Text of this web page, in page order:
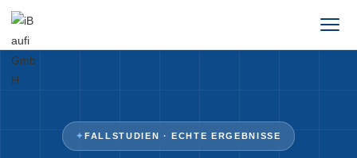
✦FALLSTUDIEN · ECHTE ERGEBNISSE